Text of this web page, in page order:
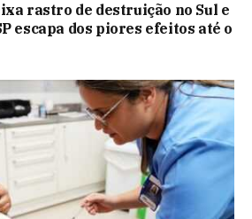
rastro de destruição no Sul e
escapa dos piores efeitos até o